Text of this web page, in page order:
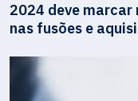
2024 deve
nas fusões e